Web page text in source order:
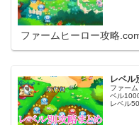
ファームヒーロー攻略
レベル
ファー
ベル
レベル